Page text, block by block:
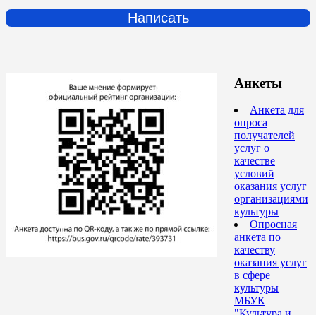
Написать
Анкеты
Анкета для
опроса
получателей
услуг о
качестве
условий
оказания услуг
организациями
культуры
Опросная
анкета по
качеству
оказания услуг
в сфере
культуры
МБУК